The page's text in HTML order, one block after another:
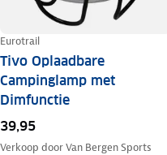
Eurotrail
Tivo Oplaadbare
Campinglamp met
Dimfunctie
39,95
Verkoop doorVan Bergen Sports